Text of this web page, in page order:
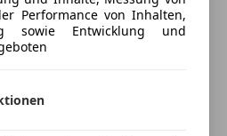
an Ihre Bedürfnisse
& Rabatt holen
Performance von Inhalten,
sowie Entwicklung und